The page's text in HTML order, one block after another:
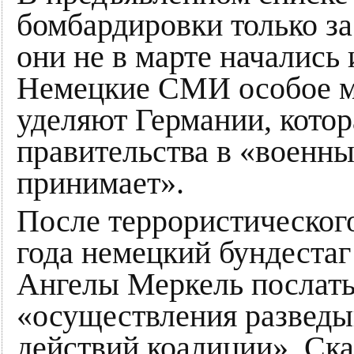
бомбардировки только
они не в марте начались
Немецкие СМИ особое
уделяют Германии,
правительства в
принимает».
После
года немецкий
Ангелы Меркель
«осуществления